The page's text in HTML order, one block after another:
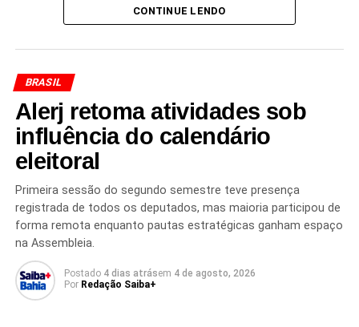
Segundo o CEO da Danone Brasil,Tiago Santos
consumidores, que têm buscado cada vez mais produtos
com alto teor de proteína e benefícios nutricionais. A
expectativa da empresa é fortalecer sua presença no
segmento e ampliar sua participação em um mercado que
segue em expansão.
Além de aumentar a capacidade produtiva,
investimentos devem contribuir para o fortalecimento
da operação brasileira, considerada estratégica para os
planos de crescimento da multinacional. A meta é fazer
com que o desempenho da Danone no Brasil avance em
ritmo superior ao registrado pela matriz francesa nos
próximos anos.
CONTINUE LENDO
BRASIL
Alerj retoma atividades sob
influência do calendário
eleitoral
Primeira sessão do segundo semestre teve presença
registrada de todos os deputados, mas maioria participou de
forma remota enquanto pautas estratégicas ganham espaço
na Assembleia.
Postado 4 dias atrásem 4 de agosto, 2026
Por Redação Saiba+